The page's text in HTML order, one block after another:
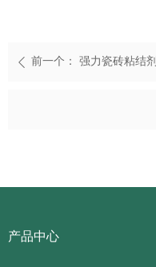
ꄴ 前一个： 强力瓷砖粘结剂
产品中心